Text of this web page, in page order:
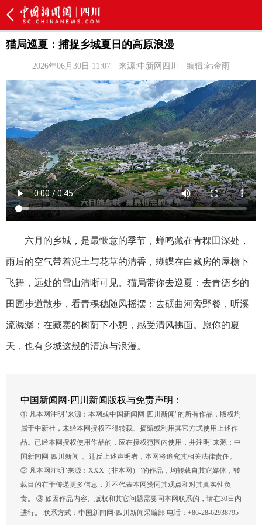
猫局巡夏：捕捉乡城夏日的高原浪漫
2026年06月30日 11:07 来源:中新网四川 编辑:韩金雨
六月的乡城，是最惬意的季节，蝉鸣藏在青稞田深处，
雨后的空气带着泥土与花草的清香，蝴蝶在白藏房的屋檐下
飞舞，远处的雪山清晰可见。猫局带你去巡夏：去青德乡的
田园步道散步，看青稞穗随风摇摆；去硕曲河旁野餐，听溪
流潺潺；在藏寨的树荫下小憩，感受清风拂面。愿你的夏
天，也有乡城这般的清凉与浪漫。
中国新闻网·四川新闻版权与免责声明：
① 凡本网注明"来源：本网或中国新闻网·四川新闻"的所有作品，版权均
属于中新社，未经本网授权不得转载、摘编或利用其它方式使用上述作
品。已经本网授权使用作品的，应在授权范围内使用，并注明"来源：中
国新闻网·四川新闻"。违反上述声明者，本网将追究其相关法律责任。
② 凡本网注明"来源：XXX（非本网）"的作品，均转载自其它媒体，转
载目的在于传递更多信息，并不代表本网赞同其观点和对其真实性负
责。 ③ 如因作品内容、版权和其它问题需要同本网联系的，请在30日内
进行。 联系方式：中国新闻网·四川新闻采编部 电话：+86-28-62938795